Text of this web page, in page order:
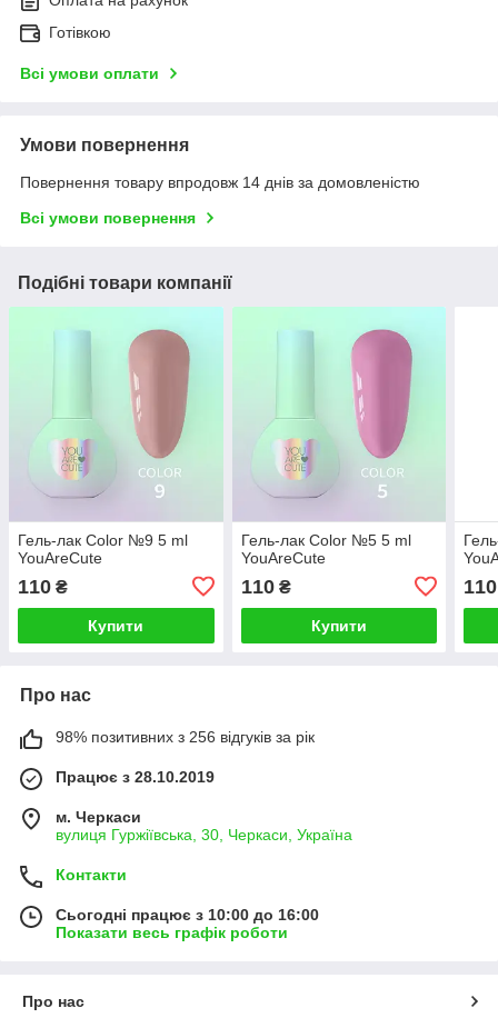
Готівкою
Всі умови оплати
Умови повернення
Повернення товару впродовж 14 днів за домовленістю
Всі умови повернення
Подібні товари компанії
Гель-лак Color №9 5 ml
YouAreCute
110 ₴
Купити
Гель-лак Color №5 5 ml
YouAreCute
110₴
Купити
110
Про нас
98% позитивних з 256 відгуків за рік
Працює з 28.10.2019
м. Черкаси
вулиця Гуржіївська, 30, Черкаси, Україна
Контакти
Сьогодні працює з 10:00 до 16:00
Показати весь графік роботи
Про нас